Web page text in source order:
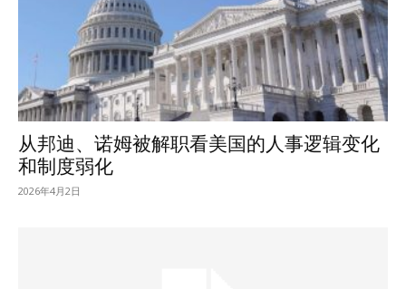
从邦迪、诺姆被解职看美国的人事逻辑变化
和制度弱化
2026年4月2日